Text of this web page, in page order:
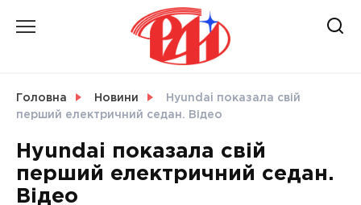
Головна Новини
Hyundai показала свій
перший електричний седан. Відео
Hyundai показала свій
перший електричний седан.
Відео